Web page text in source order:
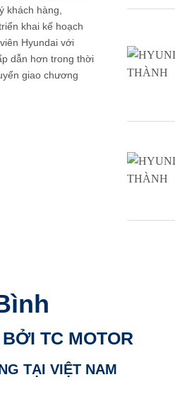
khách hàng,
khai kế hoạch
Hyundai với
dẫn hơn trong thời
giao chương
TC MOTOR
TẠI VIỆT NAM